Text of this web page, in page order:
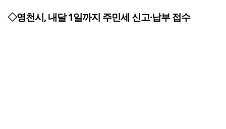
◇영천시, 내달 1일까지 주민세 신고·납부 접수